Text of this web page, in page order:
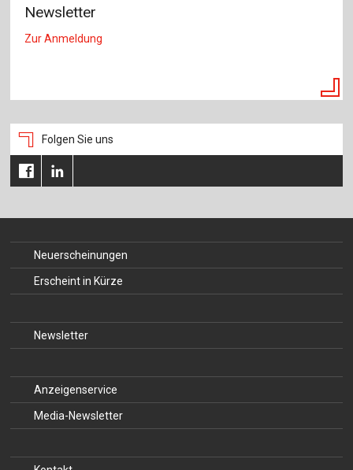
Newsletter
Zur Anmeldung
Folgen Sie uns
Neuerscheinungen
Erscheint in Kürze
Newsletter
Anzeigenservice
Media-Newsletter